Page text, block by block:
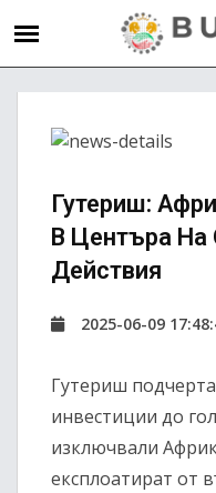
Гутериш:
В Центъра На
Действия
2025-06-09
Гутериш
инвестиции до
изключвали
експлоатират от